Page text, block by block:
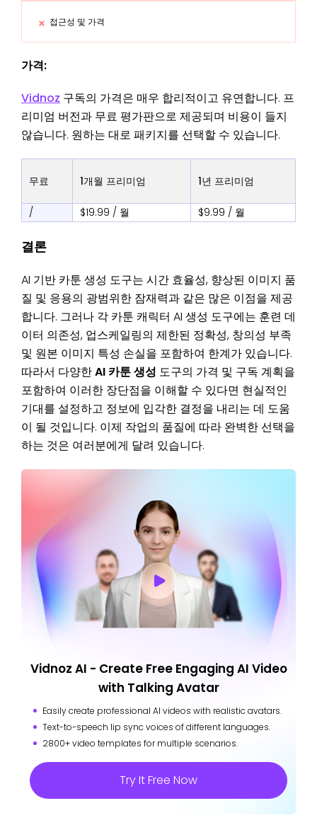
접근성 및 가격
가격:
Vidnoz 구독의 가격은 매우 합리적이고 유연합니다. 프
리미엄 버전과 무료 평가판으로 제공되며 비용이 들지
않습니다. 원하는 대로 패키지를 선택할 수 있습니다.
무료 1개월 프리미엄 1년 프리미엄
/ $19.99 / 월 $9.99 / 월
결론
AI 기반 카툰 생성 도구는 시간 효율성, 향상된 이미지 품
질 및 응용의 광범위한 잠재력과 같은 많은 이점을 제공
합니다. 그러나 각 카툰 캐릭터 AI 생성 도구에는 훈련 데
이터 의존성, 업스케일링의 제한된 정확성, 창의성 부족
및 원본 이미지 특성 손실을 포함하여 한계가 있습니다.
따라서 다양한AI 카툰 생성 도구의 가격 및 구독 계획을
포함하여 이러한 장단점을 이해할 수 있다면 현실적인
기대를 설정하고 정보에 입각한 결정을 내리는 데 도움
이 될 것입니다. 이제 작업의 품질에 따라 완벽한 선택을
하는 것은 여러분에게 달려 있습니다.
Vidnoz AI - Create Free Engaging AI Video
with Talking Avatar
Easily create professional AI videos with realistic avatars.
Text-to-speech lip sync voices of different languages.
2800+ video templates for multiple scenarios.
Try It Free Now